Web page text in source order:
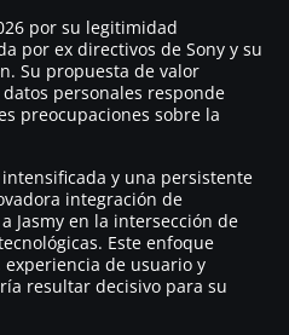
por su legitimidad
por ex directivos de Sony y su
Su propuesta de valor
personales responde
preocupaciones sobre la
y una persistente
integración de
Jasmy en la intersección de
Este enfoque
de usuario y
resultar decisivo para su